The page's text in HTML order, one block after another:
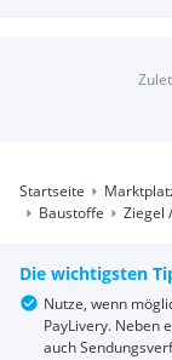
Startseite
Baustoffe
Ziegel
Die wichtigsten
Nutze, wenn
PayLivery. Neben
auch